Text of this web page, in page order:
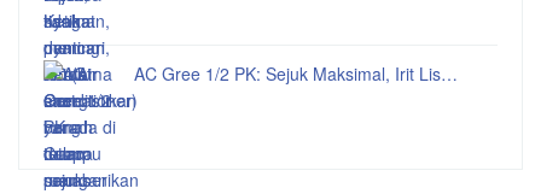
AC Gree 1/2 PK: Sejuk Maksimal, Irit Lis…